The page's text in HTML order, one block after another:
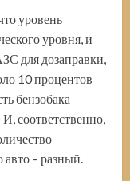
уровень
уровня, и
для дозаправки,
10 процентов
бензобака
соответственно,
– разный.